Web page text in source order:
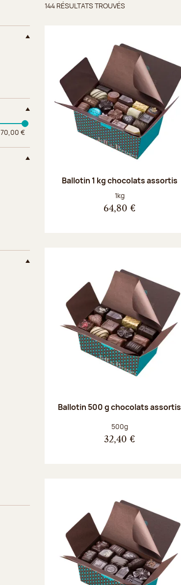
70,00 €
Résultats trouvés
144 RÉSULTATS TROUVÉS
Ballotin 1 kg chocolats assortis
Poids net :
1kg
64,80 €
Ballotin 500 g chocolats assortis
Poids net :
500g
32,40 €